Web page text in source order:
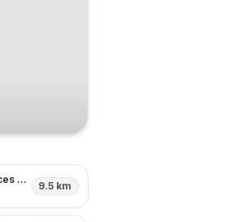
MPL Services Sp. z o.o.
9.5 km